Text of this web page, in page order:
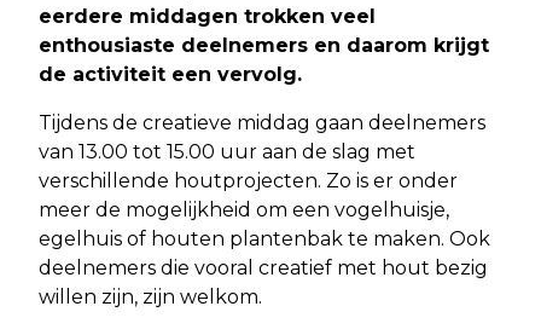
eerdere middagen trokken veel
enthousiaste deelnemers en daarom krijgt
de activiteit een vervolg.
Tijdens de creatieve middag gaan deelnemers
van 13.00 tot 15.00 uur aan de slag met
verschillende houtprojecten. Zo is er onder
meer de mogelijkheid om een vogelhuisje,
egelhuis of houten plantenbak te maken. Ook
deelnemers die vooral creatief met hout bezig
willen zijn, zijn welkom.